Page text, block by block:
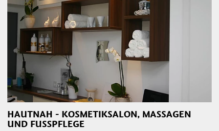
HAUTNAH - KOSMETIKSALON, MASSAGEN
UND FUSSPFLEGE